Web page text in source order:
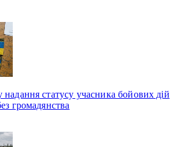
статусу учасника бойових дій
громадянства